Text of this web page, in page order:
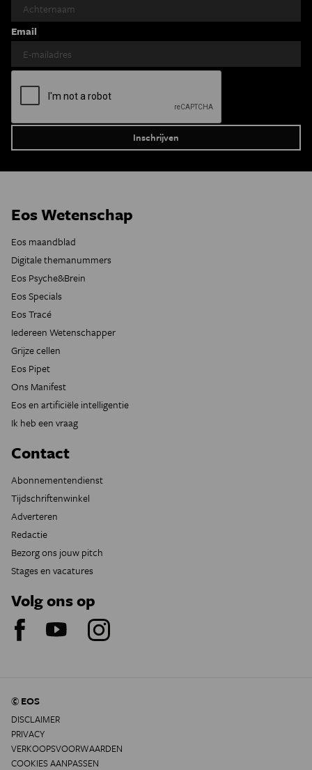
Email
Eos Wetenschap
Eos maandblad
Digitale themanummers
Eos Psyche&Brein
Eos Specials
Eos Tracé
Iedereen Wetenschapper
Grijze cellen
Eos Pipet
Ons Manifest
Eos en artificiële intelligentie
Ik heb een vraag
Contact
Abonnementendienst
Tijdschriftenwinkel
Adverteren
Redactie
Bezorg ons jouw pitch
Stages en vacatures
Volg ons op
© EOS
DISCLAIMER
PRIVACY
VERKOOPSVOORWAARDEN
COOKIES AANPASSEN